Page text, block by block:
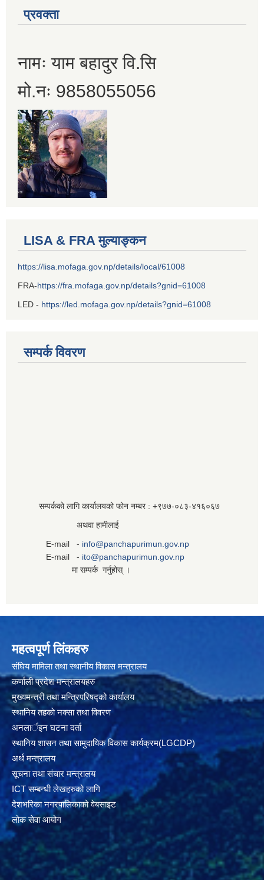
प्रवक्ता
नामः याम बहादुर वि.सि
मो.नः 9858055056
LISA & FRA मुल्याङ्कन
https://lisa.mofaga.gov.np/details/local/61008
FRA-https://fra.mofaga.gov.np/details?gnid=61008
LED - https://led.mofaga.gov.np/details?gnid=61008
सम्पर्क विवरण
सम्पर्कको लागि कार्यालयको फोन नम्बर : +९७७-०८३‍-४१६०६७
अथवा हामीलाई
E-mail - info@panchapurimun.gov.np
E-mail - ito@panchapurimun.gov.np
मा सम्पर्क गर्नुहोस् ।
महत्वपूर्ण लिंकहरु
संघिय मामिला तथा स्थानीय विकास मन्त्रालय
कर्णाली प्रदेश मन्त्रालयहरु
मुख्यमन्त्री तथा मन्त्रिपरिषद्को कार्यालय
स्थानिय तहकाे नक्सा तथा विवरण
अनलार्इन घटना दर्ता
स्थानिय शासन तथा सामुदायिक विकास कार्यक्रम(LGCDP)
अर्थ मन्त्रालय
सूचना तथा संचार मन्त्रालय
ICT सम्बन्धी लेखहरुको लागि
देशभरिका नगरपालिकाको वेबसाइट
लोक सेवा आयोग